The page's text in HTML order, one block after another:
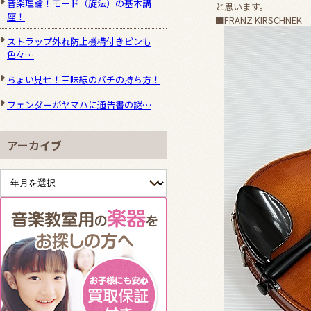
と思います。
■FRANZ KIRSCHNEK
音楽理論！モード（旋法）の基本講
座！
ストラップ外れ防止機構付きピンも
色々…
ちょい見せ！三味線のバチの持ち方！
フェンダーがヤマハに通告書の謎…
アーカイブ